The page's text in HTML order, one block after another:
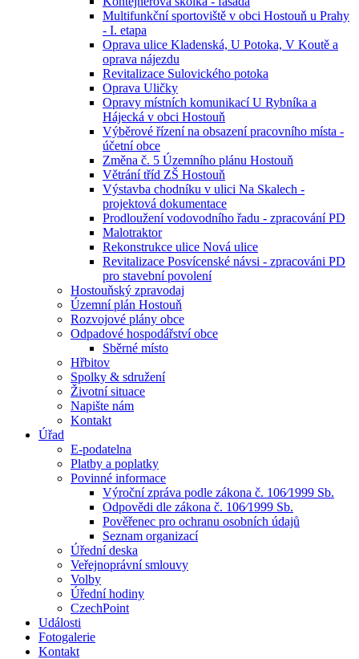
Multifunkční sportoviště v obci Hostouň u Prahy
- I. etapa
Oprava ulice Kladenská, U Potoka, V Koutě a
oprava nájezdu
Revitalizace Sulovického potoka
Oprava Uličky
Opravy místních komunikací U Rybníka a
Hájecká v obci Hostouň
Výběrové řízení na obsazení pracovního místa -
účetní obce
Změna č. 5 Územního plánu Hostouň
Větrání tříd ZŠ Hostouň
Výstavba chodníku v ulici Na Skalech -
projektová dokumentace
Prodloužení vodovodního řadu - zpracování PD
Malotraktor
Rekonstrukce ulice Nová ulice
Revitalizace Posvícenské návsi - zpracováni PD
pro stavební povolení
Hostouňský zpravodaj
Územní plán Hostouň
Rozvojové plány obce
Odpadové hospodářství obce
Sběrné místo
Hřbitov
Spolky & sdružení
Životní situace
Napište nám
Kontakt
Úřad
E-podatelna
Platby a poplatky
Povinné informace
Výroční zpráva podle zákona č. 106⁄1999 Sb.
Odpovědi dle zákona č. 106⁄1999 Sb.
Pověřenec pro ochranu osobních údajů
Seznam organizací
Úřední deska
Veřejnoprávní smlouvy
Volby
Úřední hodiny
CzechPoint
Události
Fotogalerie
Kontakt